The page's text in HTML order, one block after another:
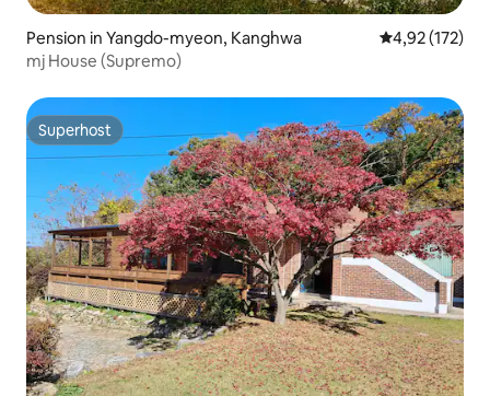
Pension in Yangdo-myeon, Kanghwa Gemiddelde
4,92 (172)
mj House (Supremo)
Superhost
Superhost